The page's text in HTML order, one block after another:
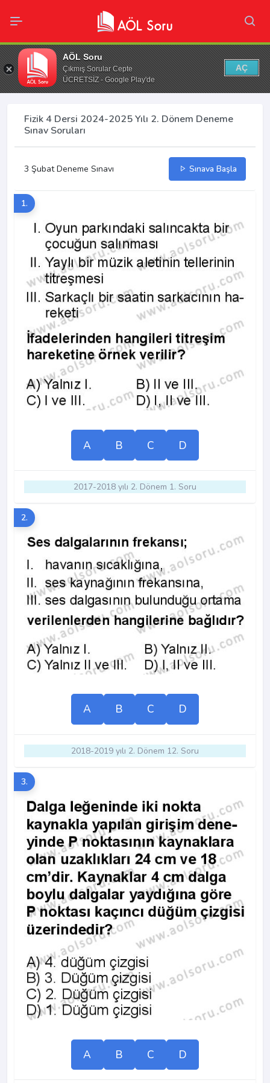
AÖL Soru
Çıkmış Sorular Cepte
ÜCRETSİZ - Google Play'de
AÇ
Fizik 4 Dersi 2024-2025 Yılı 2. Dönem Deneme
Sınav Soruları
3 Şubat Deneme Sınavı Sınava Başla
1.
A B C D
2017-2018 yılı 2. Dönem 1. Soru
2.
A B C D
2018-2019 yılı 2. Dönem 12. Soru
3.
A B C D